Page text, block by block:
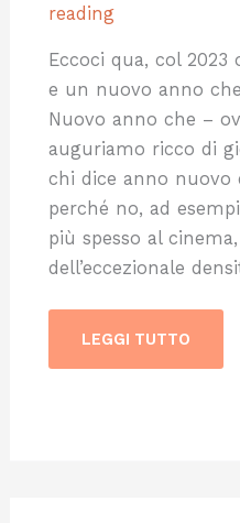
reading
Eccoci qua, col
e un nuovo anno
Nuovo anno che –
auguriamo ricco di
chi dice anno nuovo
perché no, ad
più spesso al
dell’eccezionale
LEGGI TUTTO